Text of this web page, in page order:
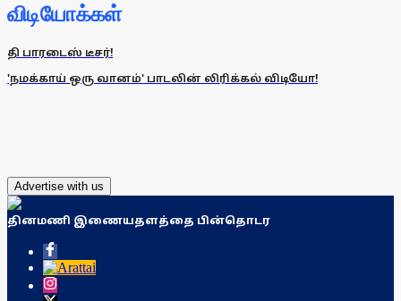
விடியோக்கள்
தி பாரடைஸ் டீசர்!
'நமக்காய் ஒரு வானம்' பாடலின் லிரிக்கல் விடியோ!
Advertise with us
தினமணி இணையதளத்தை பின்தொடர